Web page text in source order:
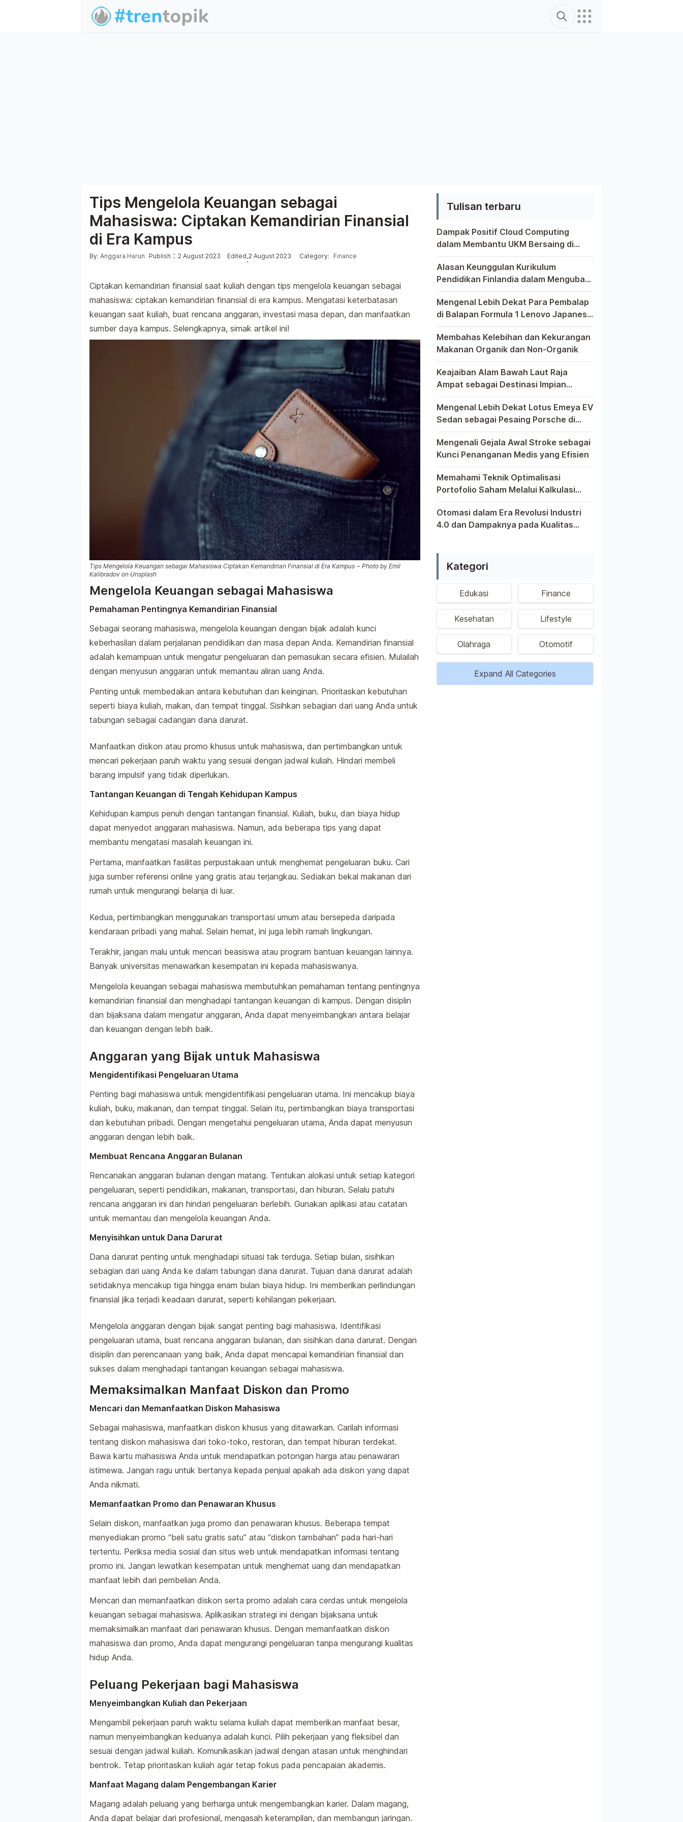
Search
Tips Mengelola Keuangan sebagai
Mahasiswa: Ciptakan Kemandirian Finansial
di Era Kampus
Posted by
By: Anggara Harun Publish : 2 August 2023 Edited:2 August 2023 Posted in
Category: Finance
Ciptakan kemandirian finansial saat kuliah dengan tips mengelola keuangan sebagai
mahasiswa: ciptakan kemandirian finansial di era kampus. Mengatasi keterbatasan
keuangan saat kuliah, buat rencana anggaran, investasi masa depan, dan manfaatkan
sumber daya kampus. Selengkapnya, simak artikel ini!
Tips Mengelola Keuangan sebagai Mahasiswa Ciptakan Kemandirian Finansial di Era Kampus ~ Photo by Emil
Kalibradov on Unsplash
Mengelola Keuangan sebagai Mahasiswa
Pemahaman Pentingnya Kemandirian Finansial
Sebagai seorang mahasiswa, mengelola keuangan dengan bijak adalah kunci
keberhasilan dalam perjalanan pendidikan dan masa depan Anda. Kemandirian finansial
adalah kemampuan untuk mengatur pengeluaran dan pemasukan secara efisien. Mulailah
dengan menyusun anggaran untuk memantau aliran uang Anda.
Penting untuk membedakan antara kebutuhan dan keinginan. Prioritaskan kebutuhan
seperti biaya kuliah, makan, dan tempat tinggal. Sisihkan sebagian dari uang Anda untuk
tabungan sebagai cadangan dana darurat.
Manfaatkan diskon atau promo khusus untuk mahasiswa, dan pertimbangkan untuk
mencari pekerjaan paruh waktu yang sesuai dengan jadwal kuliah. Hindari membeli
barang impulsif yang tidak diperlukan.
Tantangan Keuangan di Tengah Kehidupan Kampus
Kehidupan kampus penuh dengan tantangan finansial. Kuliah, buku, dan biaya hidup
dapat menyedot anggaran mahasiswa. Namun, ada beberapa tips yang dapat
membantu mengatasi masalah keuangan ini.
Pertama, manfaatkan fasilitas perpustakaan untuk menghemat pengeluaran buku. Cari
juga sumber referensi online yang gratis atau terjangkau. Sediakan bekal makanan dari
rumah untuk mengurangi belanja di luar.
Kedua, pertimbangkan menggunakan transportasi umum atau bersepeda daripada
kendaraan pribadi yang mahal. Selain hemat, ini juga lebih ramah lingkungan.
Terakhir, jangan malu untuk mencari beasiswa atau program bantuan keuangan lainnya.
Banyak universitas menawarkan kesempatan ini kepada mahasiswanya.
Mengelola keuangan sebagai mahasiswa membutuhkan pemahaman tentang pentingnya
kemandirian finansial dan menghadapi tantangan keuangan di kampus. Dengan disiplin
dan bijaksana dalam mengatur anggaran, Anda dapat menyeimbangkan antara belajar
dan keuangan dengan lebih baik.
Anggaran yang Bijak untuk Mahasiswa
Mengidentifikasi Pengeluaran Utama
Penting bagi mahasiswa untuk mengidentifikasi pengeluaran utama. Ini mencakup biaya
kuliah, buku, makanan, dan tempat tinggal. Selain itu, pertimbangkan biaya transportasi
dan kebutuhan pribadi. Dengan mengetahui pengeluaran utama, Anda dapat menyusun
anggaran dengan lebih baik.
Membuat Rencana Anggaran Bulanan
Rencanakan anggaran bulanan dengan matang. Tentukan alokasi untuk setiap kategori
pengeluaran, seperti pendidikan, makanan, transportasi, dan hiburan. Selalu patuhi
rencana anggaran ini dan hindari pengeluaran berlebih. Gunakan aplikasi atau catatan
untuk memantau dan mengelola keuangan Anda.
Menyisihkan untuk Dana Darurat
Dana darurat penting untuk menghadapi situasi tak terduga. Setiap bulan, sisihkan
sebagian dari uang Anda ke dalam tabungan dana darurat. Tujuan dana darurat adalah
setidaknya mencakup tiga hingga enam bulan biaya hidup. Ini memberikan perlindungan
finansial jika terjadi keadaan darurat, seperti kehilangan pekerjaan.
Mengelola anggaran dengan bijak sangat penting bagi mahasiswa. Identifikasi
pengeluaran utama, buat rencana anggaran bulanan, dan sisihkan dana darurat. Dengan
disiplin dan perencanaan yang baik, Anda dapat mencapai kemandirian finansial dan
sukses dalam menghadapi tantangan keuangan sebagai mahasiswa.
Memaksimalkan Manfaat Diskon dan Promo
Mencari dan Memanfaatkan Diskon Mahasiswa
Sebagai mahasiswa, manfaatkan diskon khusus yang ditawarkan. Carilah informasi
tentang diskon mahasiswa dari toko-toko, restoran, dan tempat hiburan terdekat.
Bawa kartu mahasiswa Anda untuk mendapatkan potongan harga atau penawaran
istimewa. Jangan ragu untuk bertanya kepada penjual apakah ada diskon yang dapat
Anda nikmati.
Memanfaatkan Promo dan Penawaran Khusus
Selain diskon, manfaatkan juga promo dan penawaran khusus. Beberapa tempat
menyediakan promo “beli satu gratis satu” atau “diskon tambahan” pada hari-hari
tertentu. Periksa media sosial dan situs web untuk mendapatkan informasi tentang
promo ini. Jangan lewatkan kesempatan untuk menghemat uang dan mendapatkan
manfaat lebih dari pembelian Anda.
Mencari dan memanfaatkan diskon serta promo adalah cara cerdas untuk mengelola
keuangan sebagai mahasiswa. Aplikasikan strategi ini dengan bijaksana untuk
memaksimalkan manfaat dari penawaran khusus. Dengan memanfaatkan diskon
mahasiswa dan promo, Anda dapat mengurangi pengeluaran tanpa mengurangi kualitas
hidup Anda.
Peluang Pekerjaan bagi Mahasiswa
Menyeimbangkan Kuliah dan Pekerjaan
Mengambil pekerjaan paruh waktu selama kuliah dapat memberikan manfaat besar,
namun menyeimbangkan keduanya adalah kunci. Pilih pekerjaan yang fleksibel dan
sesuai dengan jadwal kuliah. Komunikasikan jadwal dengan atasan untuk menghindari
bentrok. Tetap prioritaskan kuliah agar tetap fokus pada pencapaian akademis.
Manfaat Magang dalam Pengembangan Karier
Magang adalah peluang yang berharga untuk mengembangkan karier. Dalam magang,
Anda dapat belajar dari profesional, mengasah keterampilan, dan membangun jaringan.
Tulisan terbaru
Dampak Positif Cloud Computing
dalam Membantu UKM Bersaing di
Pasar Global
Dalam era globalisasi yang semakin kompetitif, ditemukan
Alasan Keunggulan Kurikulum
Pendidikan Finlandia dalam Mengubah
Wajah Dunia Pendidikan Modern
Dalam dunia pendidikan modern, tak ada yang lebih menonjol
Mengenal Lebih Dekat Para Pembalap
di Balapan Formula 1 Lenovo Japanese
Grand Prix 2023
Dalam dunia balap Formula 1, setiap Grand Prix memiliki cerita
Membahas Kelebihan dan Kekurangan
Makanan Organik dan Non-Organik
Dalam upaya mencari asupan makanan yang lebih sehat,
Keajaiban Alam Bawah Laut Raja
Ampat sebagai Destinasi Impian
Penyelam dari Seluruh Dunia
Raja Ampat, sebuah permata tersembunyi di Indonesia, telah
Mengenal Lebih Dekat Lotus Emeya EV
Sedan sebagai Pesaing Porsche di
Dunia Mobil Listrik
Bagi pecinta otomotif mungkin perlu kiranya mengenal lebih
Mengenali Gejala Awal Stroke sebagai
Kunci Penanganan Medis yang Efisien
Bagi yang memiliki anggota keluarga yang berpotensi tinggi,
Memahami Teknik Optimalisasi
Portofolio Saham Melalui Kalkulasi
Return Investasi
Kewajiban untuk memahami teknik optimalisasi portofolio
Otomasi dalam Era Revolusi Industri
4.0 dan Dampaknya pada Kualitas
Kategori
Edukasi Finance
Kesehatan Lifestyle
Olahraga Otomotif
Expand All Categories